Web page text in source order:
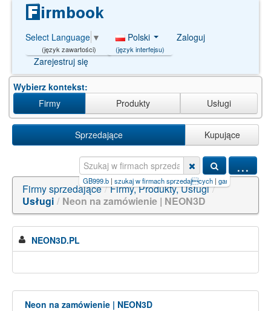
Select Language ▼
(język zawartości)
Polski
(język interfejsu)
Zaloguj
Zarejestruj się
Wybierz kontekst:
Firmy
Produkty Usługi
Sprzedające Kupujące
...
pro thailand slot【GB999.b|szukaj w firmach sprzedajcych|
Firmy sprzedające / Firmy, Produkty, Usługi /
Usługi / Neon na zamówienie | NEON3D
NEON3D.PL
Neon na zamówienie | NEON3D